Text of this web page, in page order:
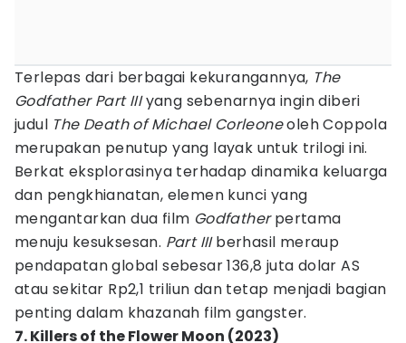
Terlepas dari berbagai kekurangannya, The
Godfather Part IIIyang sebenarnya ingin diberi
judul The Death of Michael Corleoneoleh Coppola
merupakan penutup yang layak untuk trilogi ini.
Berkat eksplorasinya terhadap dinamika keluarga
dan pengkhianatan, elemen kunci yang
mengantarkan dua film Godfatherpertama
menuju kesuksesan. Part IIIberhasil meraup
pendapatan global sebesar 136,8 juta dolar AS
atau sekitar Rp2,1 triliun dan tetap menjadi bagian
penting dalam khazanah film gangster.
7. Killers of the Flower Moon (2023)